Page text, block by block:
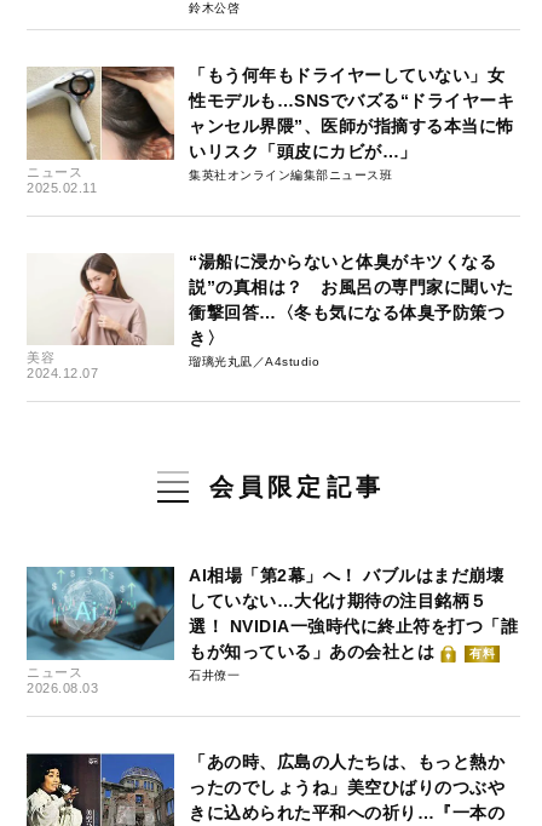
鈴木公啓
ニュース
2025.02.11
「もう何年もドライヤーしていない」女
性モデルも…SNSでバズる“ドライヤーキ
ャンセル界隈”、医師が指摘する本当に怖
いリスク「頭皮にカビが…」
集英社オンライン編集部ニュース班
美容
2024.12.07
“湯船に浸からないと体臭がキツくなる
説”の真相は？ お風呂の専門家に聞いた
衝撃回答…〈冬も気になる体臭予防策つ
き〉
瑠璃光丸凪／A4studio
会員限定記事
ニュース
2026.08.03
AI相場「第2幕」へ！ バブルはまだ崩壊
していない…大化け期待の注目銘柄５
選！ NVIDIA一強時代に終止符を打つ「誰
もが知っている」あの会社とは
有料
石井僚一
「あの時、広島の人たちは、もっと熱か
ったのでしょうね」美空ひばりのつぶや
きに込められた平和への祈り…『一本の